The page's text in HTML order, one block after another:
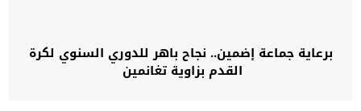
برعاية جماعة إضمين.. نجاح باهر للدوري السنوي لكرة
القدم بزاوية تغانمين